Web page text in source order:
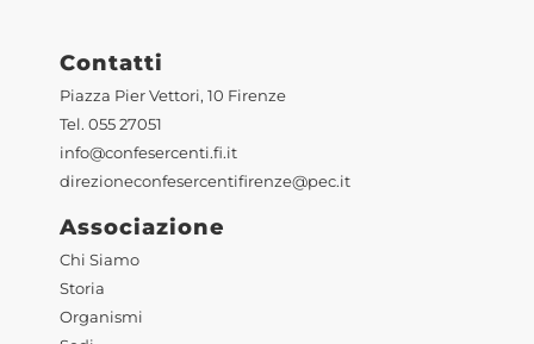
Contatti
Piazza Pier Vettori, 10 Firenze
Tel. 055 27051
info@confesercenti.fi.it
direzioneconfesercentifirenze@pec.it
Associazione
Chi Siamo
Storia
Organismi